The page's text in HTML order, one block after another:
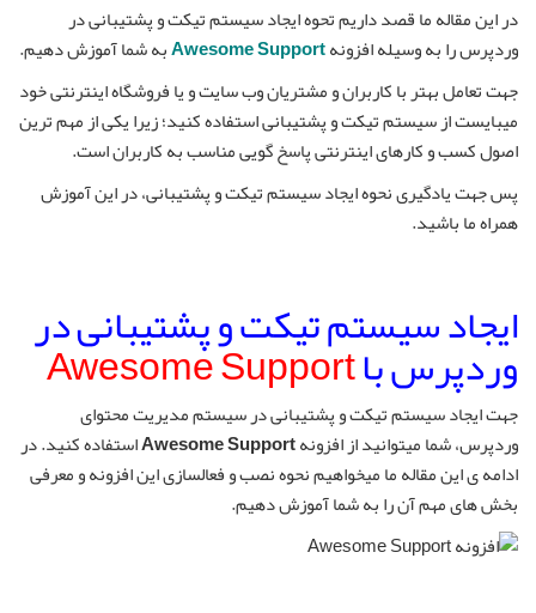
در این مقاله ما قصد داریم تحوه ایجاد سیستم تیکت و پشتیبانی در
وردپرس را به وسیله افزونهAwesome Supportبه شما آموزش دهیم.
جهت تعامل بهتر با کاربران و مشتریان وب سایت و یا فروشگاه اینترنتی خود
میبایست از سیستم تیکت و پشتیبانی استفاده کنید؛ زیرا یکی از مهم ترین
اصول کسب و کارهای اینترنتی پاسخ گویی مناسب به کاربران است.
پس جهت یادگیری نحوه ایجاد سیستم تیکت و پشتیبانی، در این آموزش
همراه ما باشید.
ایجاد سیستم تیکت و پشتیبانی در
وردپرس با
جهت ایجاد سیستم تیکت و پشتیبانی در سیستم مدیریت محتوای
وردپرس، شما میتوانید از افزونهAwesome Supportاستفاده کنید. در
ادامه ی این مقاله ما میخواهیم نحوه نصب و فعالسازی این افزونه و معرفی
بخش های مهم آن را به شما آموزش دهیم.